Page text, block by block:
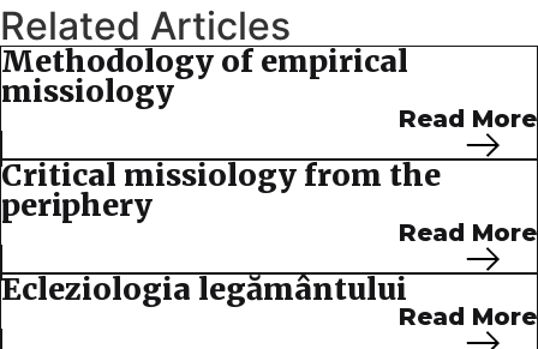
Related Articles
Methodology of empirical
missiology
Read More
Critical missiology from the
periphery
Read More
Ecleziologia legământului
Read More